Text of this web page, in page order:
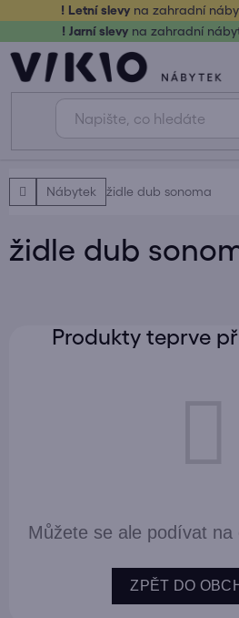
obsah
! Letní slevy na zahradní
! Jarní slevy na zahradní
DomůNábytek židle dub sonoma
židle dub
Produkty teprve
Můžete se ale podívat
ZPĚT DO